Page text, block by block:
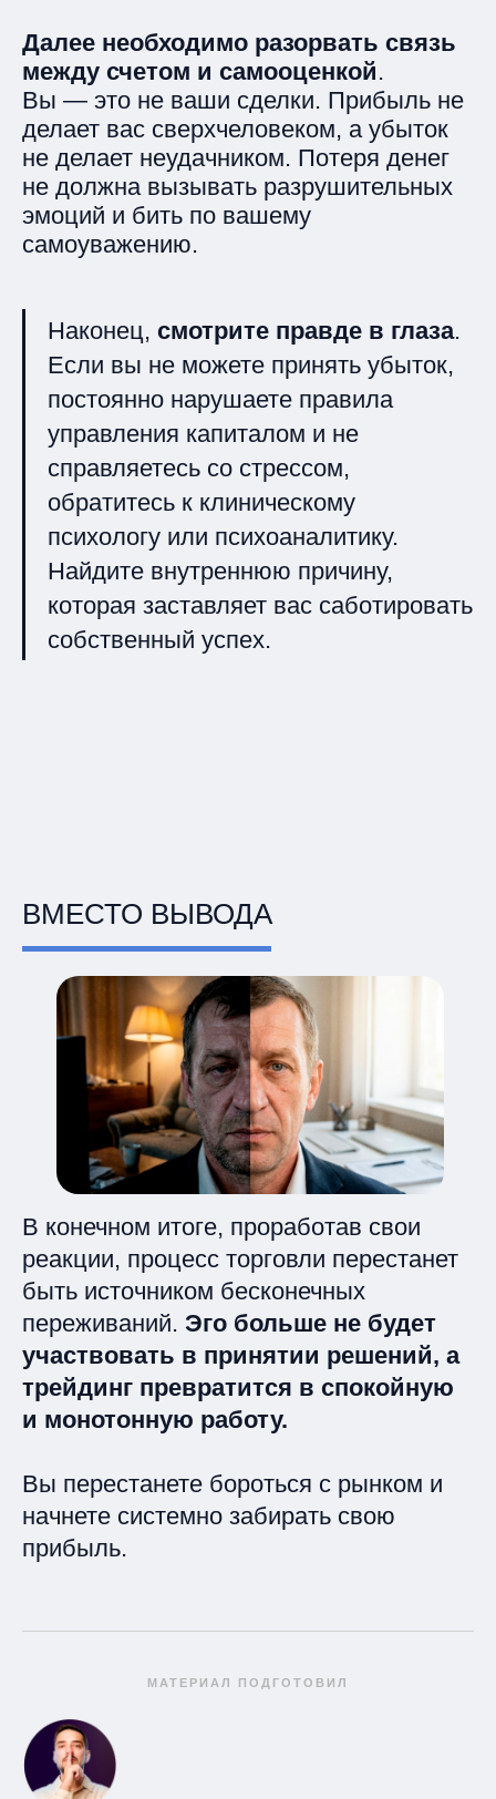
Далее необходимо разорвать связь
между счетом и самооценкой.
Вы — это не ваши сделки. Прибыль не
делает вас сверхчеловеком, а убыток
не делает неудачником. Потеря денег
не должна вызывать разрушительных
эмоций и бить по вашему
самоуважению.
Наконец, смотрите правде в глаза.
Если вы не можете принять убыток,
постоянно нарушаете правила
управления капиталом и не
справляетесь со стрессом,
обратитесь к клиническому
психологу или психоаналитику.
Найдите внутреннюю причину,
которая заставляет вас саботировать
собственный успех.
ВМЕСТО ВЫВОДА
В конечном итоге, проработав свои
реакции, процесс торговли перестанет
быть источником бесконечных
переживаний. Эго больше не будет
участвовать в принятии решений, а
трейдинг превратится в спокойную
и монотонную работу.
Вы перестанете бороться с рынком и
начнете системно забирать свою
прибыль.
МАТЕРИАЛ ПОДГОТОВИЛ